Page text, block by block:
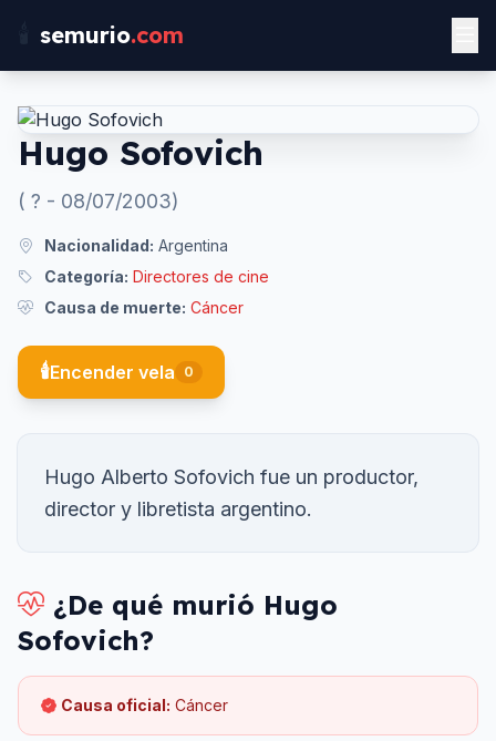
semurio.com
Hugo Sofovich
( ? - 08/07/2003)
Nacionalidad: Argentina
Categoría: Directores de cine
Causa de muerte: Cáncer
🕯️Encender vela 0
Hugo Alberto Sofovich fue un productor,
director y libretista argentino.
¿De qué murió Hugo
Sofovich?
Causa oficial: Cáncer